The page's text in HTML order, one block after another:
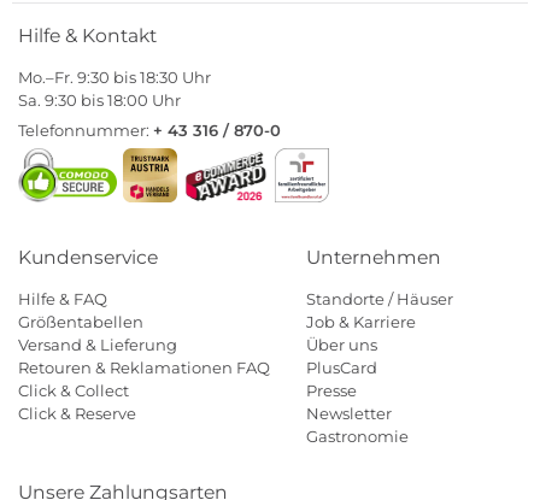
Hilfe & Kontakt
Mo.–Fr. 9:30 bis 18:30 Uhr
Sa. 9:30 bis 18:00 Uhr
Telefonnummer: + 43 316 / 870-0
Kundenservice
Hilfe & FAQ
Größentabellen
Versand & Lieferung
Retouren & Reklamationen FAQ
Click & Collect
Click & Reserve
Unternehmen
Standorte / Häuser
Job & Karriere
Über uns
PlusCard
Presse
Newsletter
Gastronomie
Unsere Zahlungsarten